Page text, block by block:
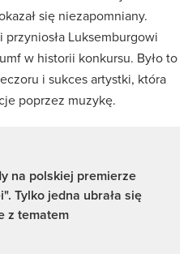
się niezapomniany.
przyniosła Luksemburgowi
w historii konkursu. Było to
i sukces artystki, która
poprzez muzykę.
na polskiej premierze
Tylko jedna ubrała się
z tematem